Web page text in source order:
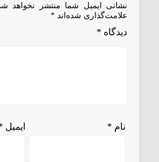
نشانی ایمیل شما منتشر نخواهد
علامت‌گذاری شده‌اند *
دیدگاه *
نام * ایمیل